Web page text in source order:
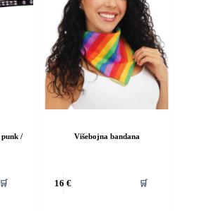
/
🛒
Višebojna bandana
16€ 🛒
proizvod